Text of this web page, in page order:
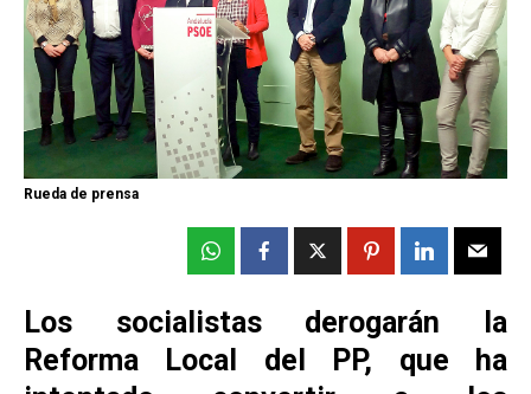
Rueda de prensa
Los socialistas derogarán la
Reforma Local del PP, que ha